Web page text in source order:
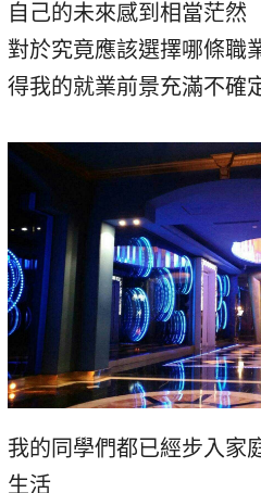
自己的未來感到相當茫然
對於究竟應該選擇哪條職
得我的就業前景充滿不確
我的同學們都已經步入家
生活